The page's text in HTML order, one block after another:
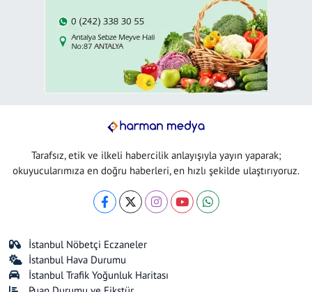
Tarafsız, etik ve ilkeli habercilik anlayışıyla yayın yaparak;
okuyucularımıza en doğru haberleri, en hızlı şekilde ulaştırıyoruz.
İstanbul Nöbetçi Eczaneler
İstanbul Hava Durumu
İstanbul Trafik Yoğunluk Haritası